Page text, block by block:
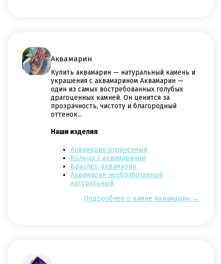
Аквамарин
Купить аквамарин — натуральный камень и
украшения с аквамарином Аквамарин —
один из самых востребованных голубых
драгоценных камней. Он ценится за
прозрачность, чистоту и благородный
оттенок...
Наши изделия
Аквамарин ограненный
Кольцо с аквамарином
Браслет, аквамарин
Аквамарин необработанный
натуральный
Подрообнее о камне Аквамарин →